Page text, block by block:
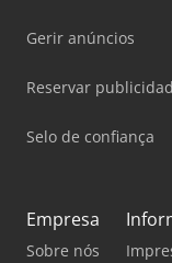
Gerir anúncios
Reservar
Selo de confiança
Empresa
Sobre nós